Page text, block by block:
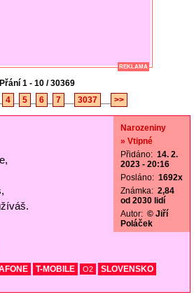
REKLAMA
Přání 1 - 10 / 30369
4 5 6 7 3037 >>
Narozeniny
» Vtipné
Přidáno: 14. 2.
2023 - 20:16
Posláno: 1692x
Známka: 2,84
od 2030 lidí
Autor: © Jiří
Poláček
T-MOBILE O2
SLOVENSKO